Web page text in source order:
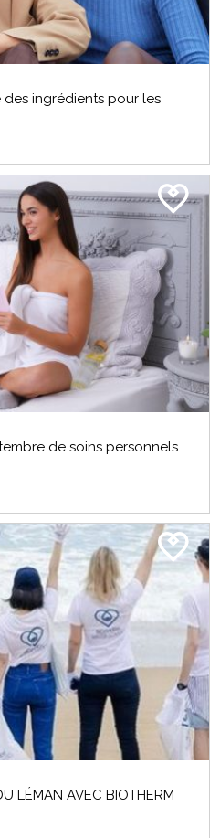
ingrédients pour les
de soins personnels
LÉMAN AVEC BIOTHERM